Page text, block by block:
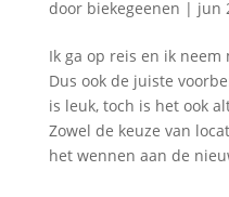
door biekegeenen | jun
Ik ga op reis en ik
Dus ook de juiste
is leuk, toch is het ook
Zowel de keuze van
het wennen aan de